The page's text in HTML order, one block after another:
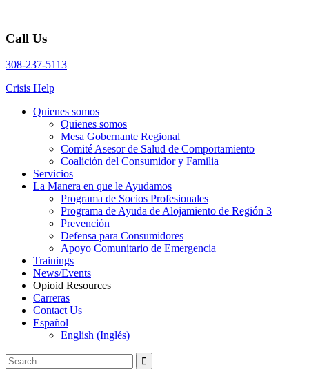
Call Us
308-237-5113
Crisis Help
Quienes somos
Quienes somos
Mesa Gobernante Regional
Comité Asesor de Salud de Comportamiento
Coalición del Consumidor y Familia
Servicios
La Manera en que le Ayudamos
Programa de Socios Profesionales
Programa de Ayuda de Alojamiento de Región 3
Prevención
Defensa para Consumidores
Apoyo Comunitario de Emergencia
Trainings
News/Events
Opioid Resources
Carreras
Contact Us
Español
English (Inglés)